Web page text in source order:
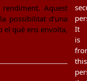
Aquest
possibilitat d’una
el què ens envolta,
It
is
this